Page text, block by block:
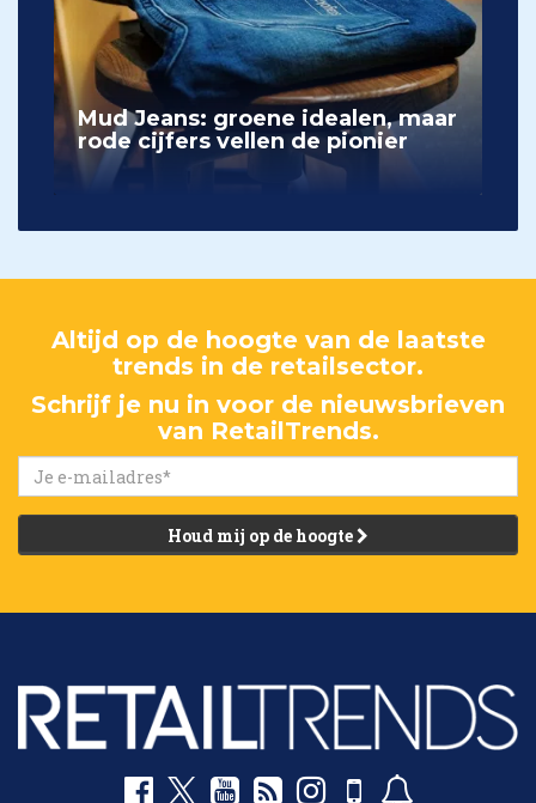
Mud Jeans: groene idealen, maar
rode cijfers vellen de pionier
Altijd op de hoogte van de laatste
trends in de retailsector.
Schrijf je nu in voor de nieuwsbrieven
van RetailTrends.
Houd mij op de hoogte